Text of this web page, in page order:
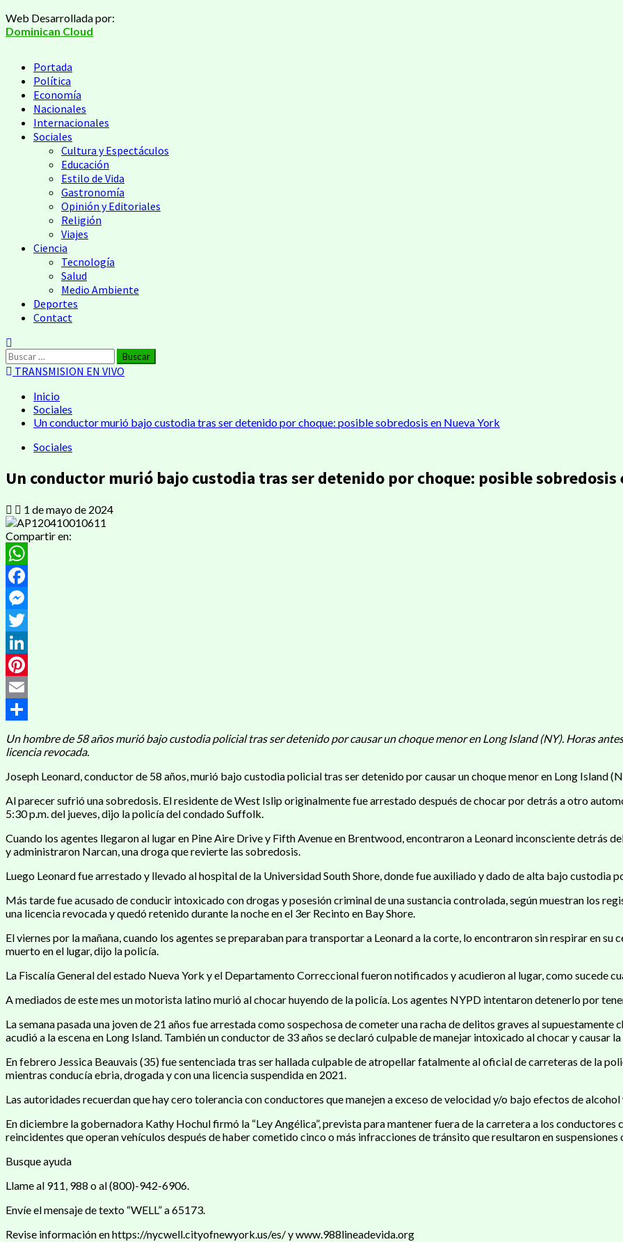
Saltar
al
Web Desarrollada por:
Dominican Cloud
Menú
principal
Portada
Política
Economía
Nacionales
Internacionales
Sociales
Cultura y Espectáculos
Educación
Estilo de Vida
Gastronomía
Opinión y Editoriales
Religión
Viajes
Ciencia
Tecnología
Salud
Medio Ambiente
Deportes
Contact
Buscar:
TRANSMISION EN VIVO
Inicio
Sociales
Un conductor murió bajo custodia tras ser detenido por choque: posible sobredosis en Nueva York
Sociales
Un conductor murió bajo custodia tras ser detenido por choque: posible sobredosis
1 de mayo de 2024
Compartir en:
WhatsApp
Facebook
Messenger
Twitter
LinkedIn
Pinterest
Email
Compartir
Un hombre de 58 años murió bajo custodia policial tras ser detenido por causar un choque menor en Long Island (NY). Horas
licencia revocada.
Joseph Leonard, conductor de 58 años, murió bajo custodia policial tras ser detenido por causar un choque menor en Long Island
Al parecer sufrió una sobredosis. El residente de West Islip originalmente fue arrestado después de chocar por detrás a otro
5:30 p.m. del jueves, dijo la policía del condado Suffolk.
Cuando los agentes llegaron al lugar en Pine Aire Drive y Fifth Avenue en Brentwood, encontraron a Leonard inconsciente detrás
y administraron Narcan, una droga que revierte las sobredosis.
Luego Leonard fue arrestado y llevado al hospital de la Universidad South Shore, donde fue auxiliado y dado de alta bajo custodia
Más tarde fue acusado de conducir intoxicado con drogas y posesión criminal de una sustancia controlada, según muestran los
una licencia revocada y quedó retenido durante la noche en el 3er Recinto en Bay Shore.
El viernes por la mañana, cuando los agentes se preparaban para transportar a Leonard a la corte, lo encontraron sin respirar en
muerto en el lugar, dijo la policía.
La Fiscalía General del estado Nueva York y el Departamento Correccional fueron notificados y acudieron al lugar, como sucede
A mediados de este mes un motorista latino murió al chocar huyendo de la policía. Los agentes NYPD intentaron detenerlo por
La semana pasada una joven de 21 años fue arrestada como sospechosa de cometer una racha de delitos graves al
acudió a la escena en Long Island. También un conductor de 33 años se declaró culpable de manejar intoxicado al chocar y causar
En febrero Jessica Beauvais (35) fue sentenciada tras ser hallada culpable de atropellar fatalmente al oficial de carreteras de la
mientras conducía ebria, drogada y con una licencia suspendida en 2021.
Las autoridades recuerdan que hay cero tolerancia con conductores que manejen a exceso de velocidad y/o bajo efectos de alcohol
En diciembre la gobernadora Kathy Hochul firmó la “Ley Angélica”, prevista para mantener fuera de la carretera a los conductores
reincidentes que operan vehículos después de haber cometido cinco o más infracciones de tránsito que resultaron en suspensiones
Busque ayuda
Llame al 911, 988 o al (800)-942-6906.
Envíe el mensaje de texto “WELL” a 65173.
Revise información en https://nycwell.cityofnewyork.us/es/ y www.988lineadevida.org